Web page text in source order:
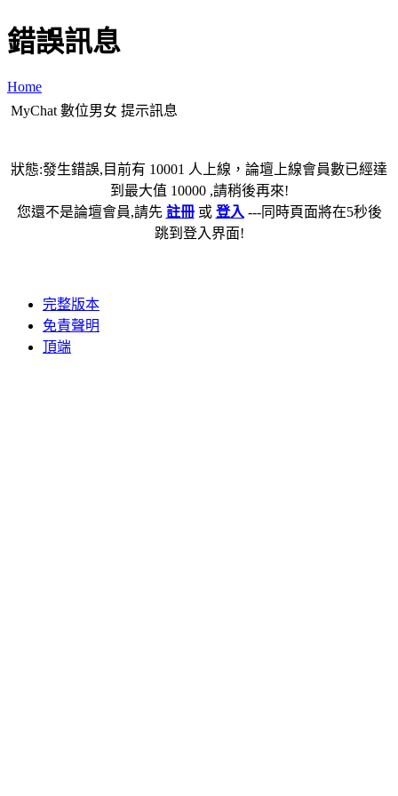
錯誤訊息
Home
MyChat 數位男女 提示訊息
狀態:發生錯誤,目前有 10001 人上線，論壇上線會員數已經達
到最大值 10000 ,請稍後再來!
您還不是論壇會員,請先 註冊或 登入 ---同時頁面將在5秒後
跳到登入界面!
完整版本
免責聲明
頂端